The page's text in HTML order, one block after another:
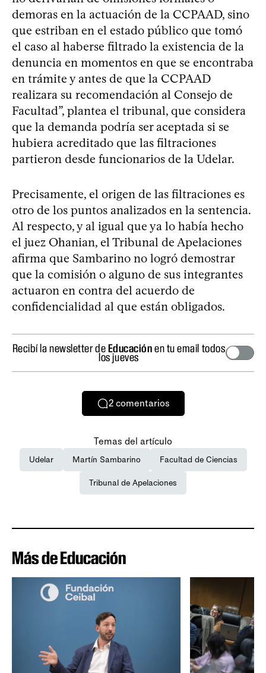
demoras en la actuación de la CCPAAD, sino
que estriban en el estado público que tomó
el caso al haberse filtrado la existencia de la
denuncia en momentos en que se encontraba
en trámite y antes de que la CCPAAD
realizara su recomendación al Consejo de
Facultad”, plantea el tribunal, que considera
que la demanda podría ser aceptada si se
hubiera acreditado que las filtraciones
partieron desde funcionarios de la Udelar.
Precisamente, el origen de las filtraciones es
otro de los puntos analizados en la sentencia.
Al respecto, y al igual que ya lo había hecho
el juez Ohanian, el Tribunal de Apelaciones
afirma que Sambarino no logró demostrar
que la comisión o alguno de sus integrantes
actuaron en contra del acuerdo de
confidencialidad al que están obligados.
Recibí la newsletter deEducaciónen tu email todos
los jueves
2 comentarios
Temas del artículo
Udelar Martín Sambarino Facultad de Ciencias
Tribunal de Apelaciones
Más de Educación